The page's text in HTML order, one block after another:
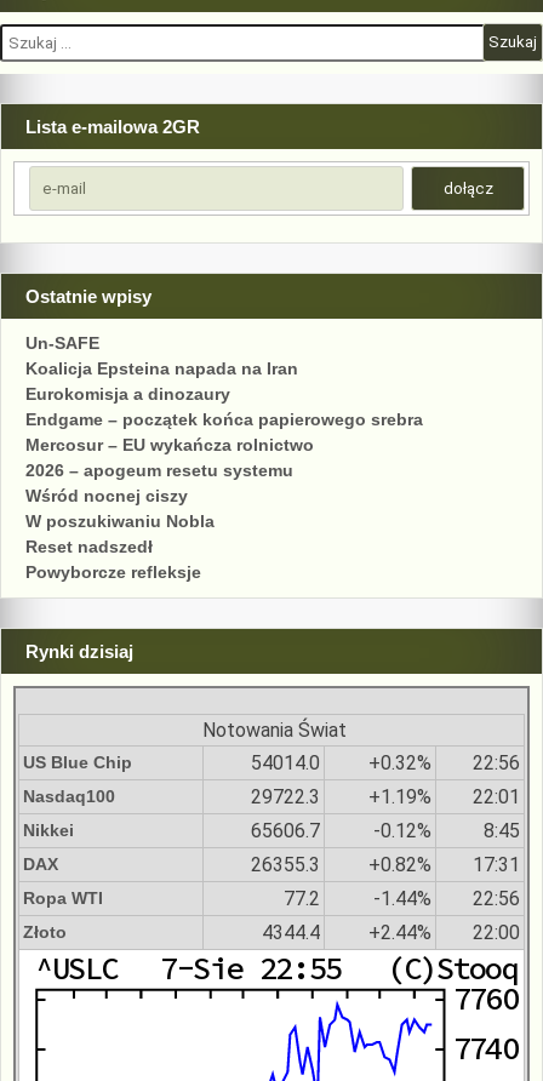
Szukaj:
Lista e-mailowa 2GR
Ostatnie wpisy
Un-SAFE
Koalicja Epsteina napada na Iran
Eurokomisja a dinozaury
Endgame – początek końca papierowego srebra
Mercosur – EU wykańcza rolnictwo
2026 – apogeum resetu systemu
Wśród nocnej ciszy
W poszukiwaniu Nobla
Reset nadszedł
Powyborcze refleksje
Rynki dzisiaj
Notowania Świat
US Blue Chip 54014.0 +0.32% 22:56
Nasdaq100 29722.3 +1.19% 22:01
Nikkei 65606.7 -0.12% 8:45
DAX 26355.3 +0.82% 17:31
Ropa WTI 77.2 -1.44% 22:56
Złoto 4344.4 +2.44% 22:00